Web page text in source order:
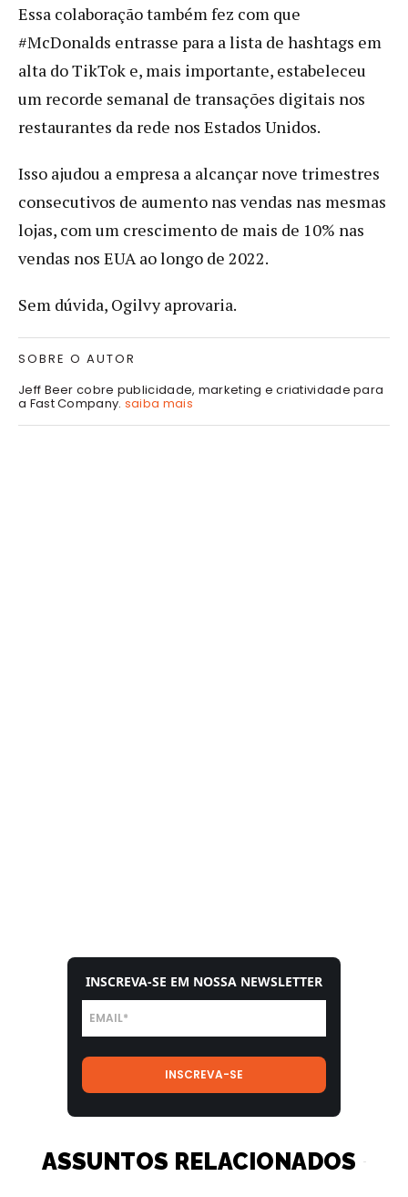
Essa colaboração também fez com que
#McDonalds entrasse para a lista de hashtags em
alta do TikTok e, mais importante, estabeleceu
um recorde semanal de transações digitais nos
restaurantes da rede nos Estados Unidos.
Isso ajudou a empresa a alcançar nove trimestres
consecutivos de aumento nas vendas nas mesmas
lojas, com um crescimento de mais de 10% nas
vendas nos EUA ao longo de 2022.
Sem dúvida, Ogilvy aprovaria.
SOBRE O AUTOR
Jeff Beer cobre publicidade, marketing e criatividade para
a Fast Company. saiba mais
INSCREVA-SE EM NOSSA NEWSLETTER
ASSUNTOS RELACIONADOS